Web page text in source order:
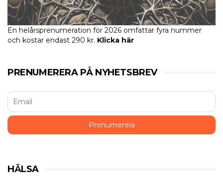
En helårsprenumeration för 2026 omfattar fyra nummer
och kostar endast 290 kr. Klicka här
PRENUMERERA PÅ NYHETSBREV
HÄLSA